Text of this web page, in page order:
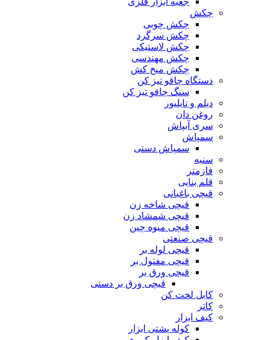
چکش
چکش چوبی
چکش سرگرد
چکش لاستیکی
چکش مهندسی
چکش میخ کش
دستگاه چاقو تیز کن
سنگ چاقو تیز کن
دیلم و تایلیور
روغن دان
سری آبپاش
سمپاش
سمپاش دستی
سنبه
فازمتر
قلم بنایی
قیچی باغبانی
قیچی شاخه زن
قیچی شمشاد زن
قیچی میوه چین
قیچی صنعتی
قیچی لوله بر
قیچی مفتول بر
قیچی ورق بر
قیچی ورق بر دستی
کابل لخت کن
کاتر
کیف ابزار
کوله پشتی ابزار